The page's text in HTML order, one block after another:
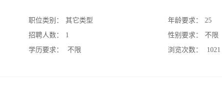
职位类别：
其它类型
招聘人数：
1
学历要求：
不限
年龄要求：
25
性别要求：
不限
浏览次数：
1021